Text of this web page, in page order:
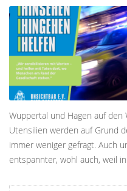
Wuppertal und Hagen auf den
Utensilien werden auf Grund
immer weniger gefragt. Auch
entspannter, wohl auch, weil